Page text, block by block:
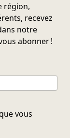
région,
recevez
notre
abonner !
vous